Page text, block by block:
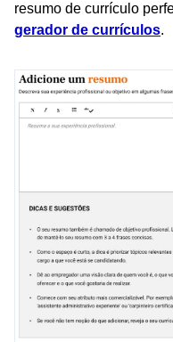
resumo de currículo
gerador de currículos.